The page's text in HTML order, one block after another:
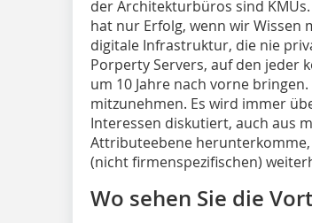
der Architekturbüros sind
hat nur Erfolg, wenn wir
digitale Infrastruktur, die nie
Porperty Servers, auf den jeder
um 10 Jahre nach vorne
mitzunehmen. Es wird immer
Interessen diskutiert, auch aus
Attributeebene
(nicht firmenspezifischen)
Wo sehen Sie die